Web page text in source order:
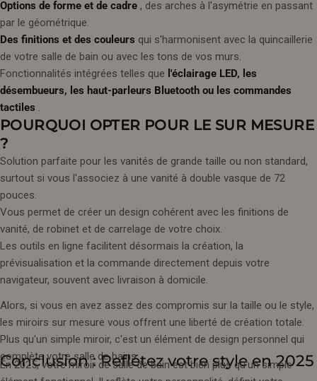
Options de forme et de cadre , des arches à l'asymétrie en passant
par le géométrique.
Des finitions et des couleurs qui s'harmonisent avec la quincaillerie
de votre salle de bain ou avec les tons de vos murs.
Fonctionnalités intégrées telles que l'éclairage LED, les
désembueurs, les haut-parleurs Bluetooth ou les commandes
tactiles .
POURQUOI OPTER POUR LE SUR MESURE
?
Solution parfaite pour les vanités de grande taille ou non standard,
surtout si vous l'associez à une vanité à double vasque de 72
pouces.
Vous permet de créer un design cohérent avec les finitions de
vanité, de robinet et de carrelage de votre choix.
Les outils en ligne facilitent désormais la création, la
prévisualisation et la commande directement depuis votre
navigateur, souvent avec livraison à domicile.
Alors, si vous en avez assez des compromis sur la taille ou le style,
les miroirs sur mesure vous offrent une liberté de création totale.
Plus qu'un simple miroir, c'est un élément de design personnel qui
complète votre salle de bains.
Conclusion : Reflétez votre style en 2025
En 2025, votre miroir de salle de bain est bien plus qu'un simple